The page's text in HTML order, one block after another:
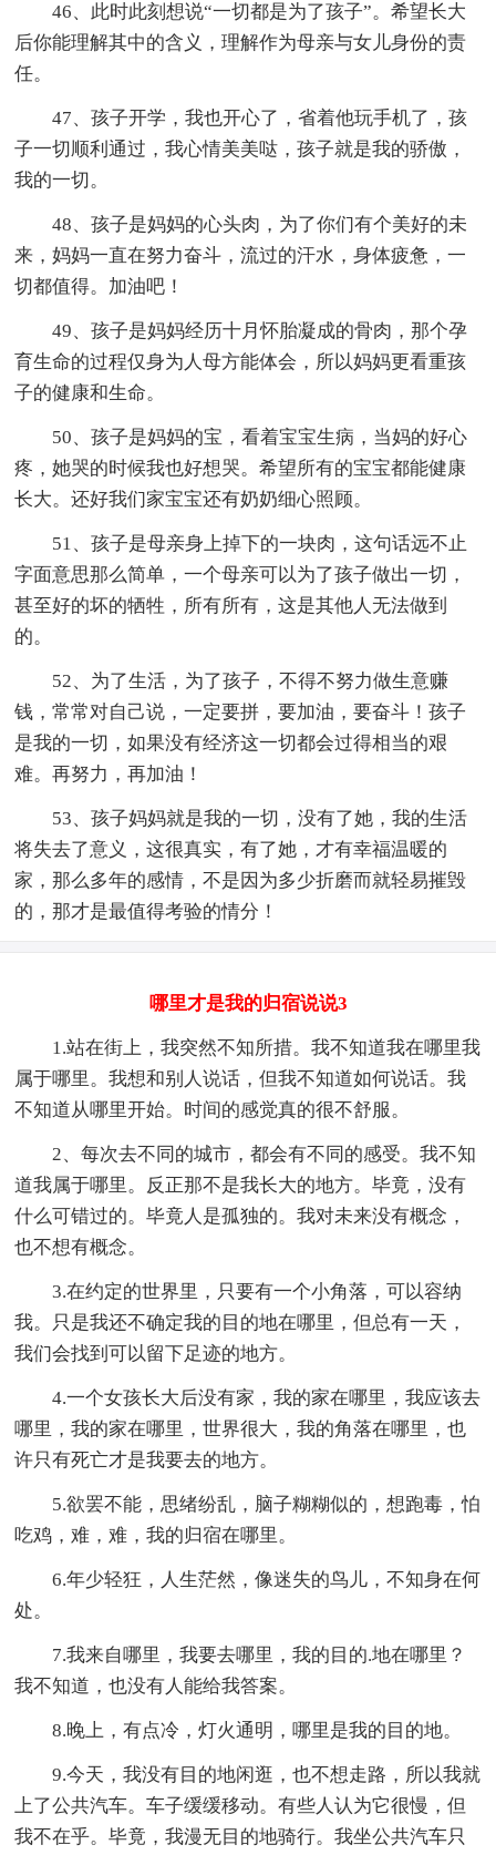
46、此时此刻想说“一切都是为了孩子”。希望长大
后你能理解其中的含义，理解作为母亲与女儿身份的责
任。
47、孩子开学，我也开心了，省着他玩手机了，孩
子一切顺利通过，我心情美美哒，孩子就是我的骄傲，
我的一切。
48、孩子是妈妈的心头肉，为了你们有个美好的未
来，妈妈一直在努力奋斗，流过的汗水，身体疲惫，一
切都值得。加油吧！
49、孩子是妈妈经历十月怀胎凝成的骨肉，那个孕
育生命的过程仅身为人母方能体会，所以妈妈更看重孩
子的健康和生命。
50、孩子是妈妈的宝，看着宝宝生病，当妈的好心
疼，她哭的时候我也好想哭。希望所有的宝宝都能健康
长大。还好我们家宝宝还有奶奶细心照顾。
51、孩子是母亲身上掉下的一块肉，这句话远不止
字面意思那么简单，一个母亲可以为了孩子做出一切，
甚至好的坏的牺牲，所有所有，这是其他人无法做到
的。
52、为了生活，为了孩子，不得不努力做生意赚
钱，常常对自己说，一定要拼，要加油，要奋斗！孩子
是我的一切，如果没有经济这一切都会过得相当的艰
难。再努力，再加油！
53、孩子妈妈就是我的一切，没有了她，我的生活
将失去了意义，这很真实，有了她，才有幸福温暖的
家，那么多年的感情，不是因为多少折磨而就轻易摧毁
的，那才是最值得考验的情分！
哪里才是我的归宿说说3
1.站在街上，我突然不知所措。我不知道我在哪里我
属于哪里。我想和别人说话，但我不知道如何说话。我
不知道从哪里开始。时间的感觉真的很不舒服。
2、每次去不同的城市，都会有不同的感受。我不知
道我属于哪里。反正那不是我长大的地方。毕竟，没有
什么可错过的。毕竟人是孤独的。我对未来没有概念，
也不想有概念。
3.在约定的世界里，只要有一个小角落，可以容纳
我。只是我还不确定我的目的地在哪里，但总有一天，
我们会找到可以留下足迹的地方。
4.一个女孩长大后没有家，我的家在哪里，我应该去
哪里，我的家在哪里，世界很大，我的角落在哪里，也
许只有死亡才是我要去的地方。
5.欲罢不能，思绪纷乱，脑子糊糊似的，想跑毒，怕
吃鸡，难，难，我的归宿在哪里。
6.年少轻狂，人生茫然，像迷失的鸟儿，不知身在何
处。
7.我来自哪里，我要去哪里，我的目的.地在哪里？
我不知道，也没有人能给我答案。
8.晚上，有点冷，灯火通明，哪里是我的目的地。
9.今天，我没有目的地闲逛，也不想走路，所以我就
上了公共汽车。车子缓缓移动。有些人认为它很慢，但
我不在乎。毕竟，我漫无目的地骑行。我坐公共汽车只